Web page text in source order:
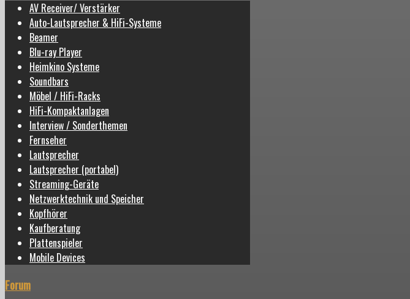
AV Receiver/ Verstärker
Auto-Lautsprecher & HiFi-Systeme
Beamer
Blu-ray Player
Heimkino Systeme
Soundbars
Möbel / HiFi-Racks
HiFi-Kompaktanlagen
Interview / Sonderthemen
Fernseher
Lautsprecher
Lautsprecher (portabel)
Streaming-Geräte
Netzwerktechnik und Speicher
Kopfhörer
Kaufberatung
Plattenspieler
Mobile Devices
Forum